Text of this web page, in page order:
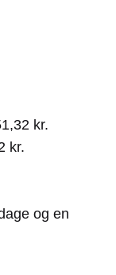
kr.
kr.
og en